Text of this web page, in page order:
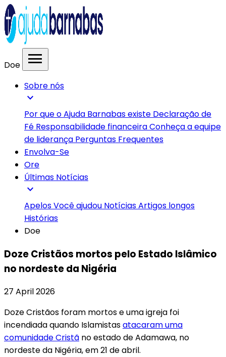
Doe menu
Sobre nós
expand_more
Por que o Ajuda Barnabas existe Declaração de
Fé Responsabilidade financeiraConheça a equipe
de liderança Perguntas Frequentes
Envolva-Se
Ore
Últimas Notícias
expand_more
ApelosVocê ajudou NotíciasArtigos longos
Histórias
Doe
Doze Cristãos mortos pelo Estado Islâmico
no nordeste da Nigéria
27 April 2026
Doze Cristãos foram mortos e uma igreja foi
incendiada quando Islamistasatacaram uma
comunidade Cristã no estado de Adamawa, no
nordeste da Nigéria, em 21 de abril.